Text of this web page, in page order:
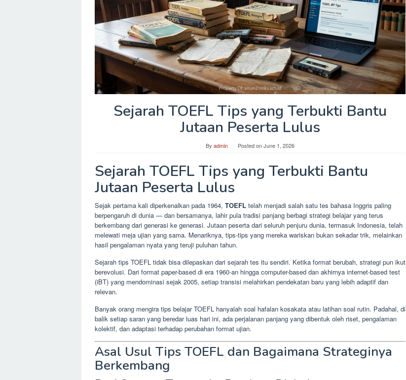
Sejarah TOEFL Tips yang Terbukti Bantu
Jutaan Peserta Lulus
By admin Posted onJune 1, 2026
Sejarah TOEFL Tips yang Terbukti Bantu
Jutaan Peserta Lulus
Sejak pertama kali diperkenalkan pada 1964, TOEFL telah menjadi salah satu tes bahasa Inggris paling
berpengaruh di dunia — dan bersamanya, lahir pula tradisi panjang berbagi strategi belajar yang terus
berkembang dari generasi ke generasi. Jutaan peserta dari seluruh penjuru dunia, termasuk Indonesia, telah
melewati meja ujian yang sama. Menariknya, tips-tips yang mereka wariskan bukan sekadar trik, melainkan
hasil pengalaman nyata yang teruji puluhan tahun.
Sejarah tips TOEFL tidak bisa dilepaskan dari sejarah tes itu sendiri. Ketika format berubah, strategi pun ikut
berevolusi. Dari format paper-based di era 1960-an hingga computer-based dan akhirnya internet-based test
(iBT) yang mendominasi sejak 2005, setiap transisi melahirkan pendekatan baru yang lebih adaptif dan
relevan.
Banyak orang mengira tips belajar TOEFL hanyalah soal hafalan kosakata atau latihan soal rutin. Padahal, di
balik setiap saran yang beredar luas hari ini, ada perjalanan panjang yang dibentuk oleh riset, pengalaman
kolektif, dan adaptasi terhadap perubahan format ujian.
Asal Usul Tips TOEFL dan Bagaimana Strateginya
Berkembang